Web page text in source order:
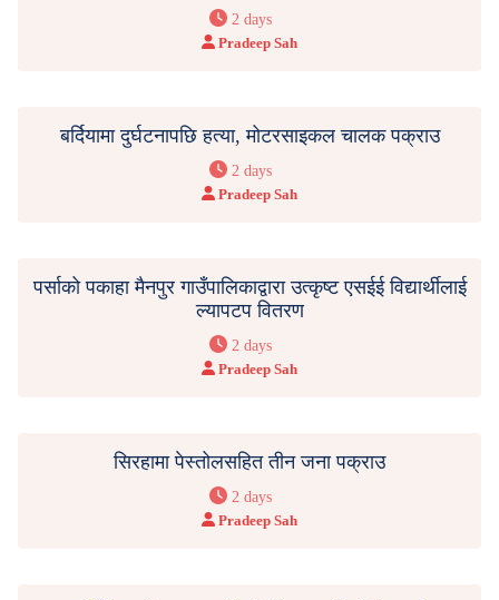
2 days
Pradeep Sah
बर्दियामा दुर्घटनापछि हत्या, मोटरसाइकल चालक पक्राउ
2 days
Pradeep Sah
पर्साको पकाहा मैनपुर गाउँपालिकाद्वारा उत्कृष्ट एसईई विद्यार्थीलाई
ल्यापटप वितरण
2 days
Pradeep Sah
सिरहामा पेस्तोलसहित तीन जना पक्राउ
2 days
Pradeep Sah